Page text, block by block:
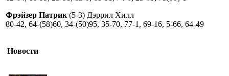
Фрэйзер Патрик (5-3) Дэррил Хилл
80-42, 64-(58)60, 34-(50)95, 35-70, 77-1, 69-16, 5-66, 64-49
Новости